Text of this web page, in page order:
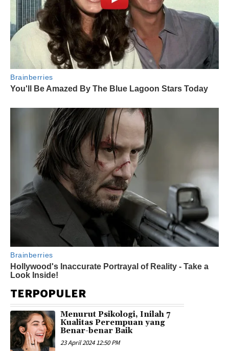
TERPOPULER
Menurut Psikologi, Inilah 7
Kualitas Perempuan yang
Benar-benar Baik
23 April 2024 12:50 PM